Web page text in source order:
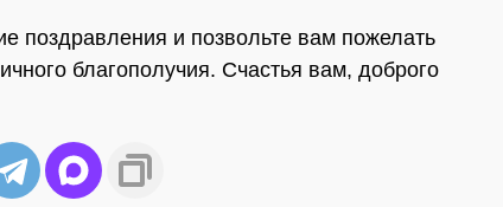
поздравления и позвольте вам пожелать
благополучия. Счастья вам, доброго